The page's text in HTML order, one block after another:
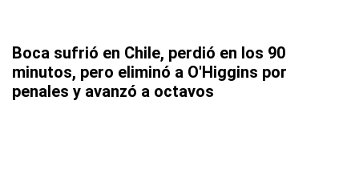
Boca sufrió en Chile, perdió en los 90
minutos, pero eliminó a O'Higgins por
penales y avanzó a octavos